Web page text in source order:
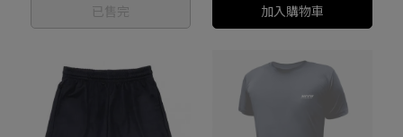
已售完 加入購物車